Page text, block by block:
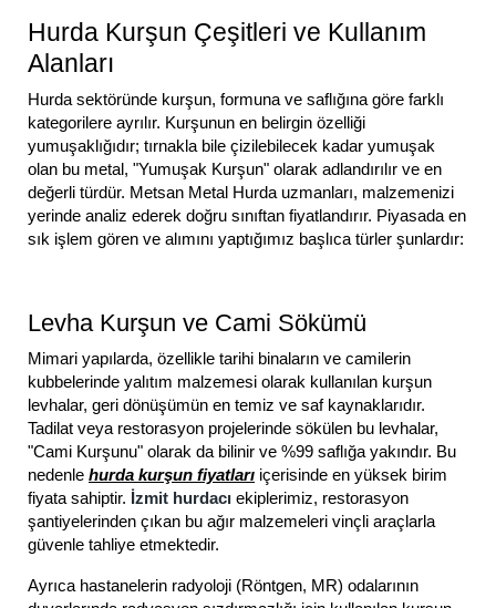
Hurda Kurşun Çeşitleri ve Kullanım
Alanları
Hurda sektöründe kurşun, formuna ve saflığına göre farklı
kategorilere ayrılır. Kurşunun en belirgin özelliği
yumuşaklığıdır; tırnakla bile çizilebilecek kadar yumuşak
olan bu metal, "Yumuşak Kurşun" olarak adlandırılır ve en
değerli türdür. Metsan Metal Hurda uzmanları, malzemenizi
yerinde analiz ederek doğru sınıftan fiyatlandırır. Piyasada en
sık işlem gören ve alımını yaptığımız başlıca türler şunlardır:
Levha Kurşun ve Cami Sökümü
Mimari yapılarda, özellikle tarihi binaların ve camilerin
kubbelerinde yalıtım malzemesi olarak kullanılan kurşun
levhalar, geri dönüşümün en temiz ve saf kaynaklarıdır.
Tadilat veya restorasyon projelerinde sökülen bu levhalar,
"Cami Kurşunu" olarak da bilinir ve %99 saflığa yakındır. Bu
nedenle hurda kurşun fiyatları içerisinde en yüksek birim
fiyata sahiptir. İzmit hurdacı ekiplerimiz, restorasyon
şantiyelerinden çıkan bu ağır malzemeleri vinçli araçlarla
güvenle tahliye etmektedir.
Ayrıca hastanelerin radyoloji (Röntgen, MR) odalarının